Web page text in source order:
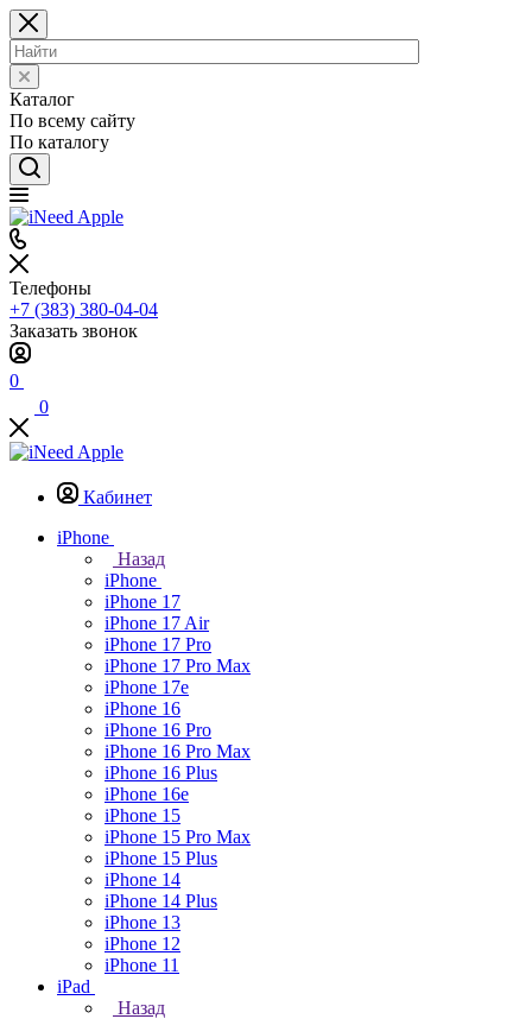
Каталог
По всему сайту
По каталогу
Телефоны
+7 (383) 380-04-04
Заказать звонок
0
0
Кабинет
iPhone
Назад
iPhone
iPhone 17
iPhone 17 Air
iPhone 17 Pro
iPhone 17 Pro Max
iPhone 17e
iPhone 16
iPhone 16 Pro
iPhone 16 Pro Max
iPhone 16 Plus
iPhone 16e
iPhone 15
iPhone 15 Pro Max
iPhone 15 Plus
iPhone 14
iPhone 14 Plus
iPhone 13
iPhone 12
iPhone 11
iPad
Назад